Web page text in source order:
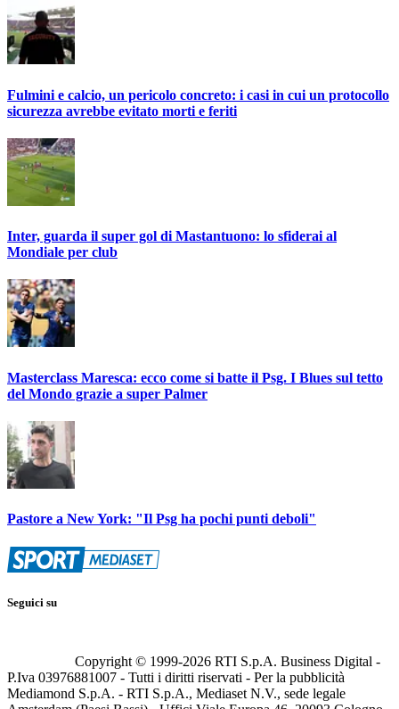
Fulmini e calcio, un pericolo concreto: i casi in cui un protocollo
sicurezza avrebbe evitato morti e feriti
Inter, guarda il super gol di Mastantuono: lo sfiderai al
Mondiale per club
Masterclass Maresca: ecco come si batte il Psg. I Blues sul tetto
del Mondo grazie a super Palmer
Pastore a New York: "Il Psg ha pochi punti deboli"
Seguici su
Copyright © 1999-2026 RTI S.p.A. Business Digital -
P.Iva 03976881007 - Tutti i diritti riservati - Per la pubblicità
Mediamond S.p.A. - RTI S.p.A., Mediaset N.V., sede legale